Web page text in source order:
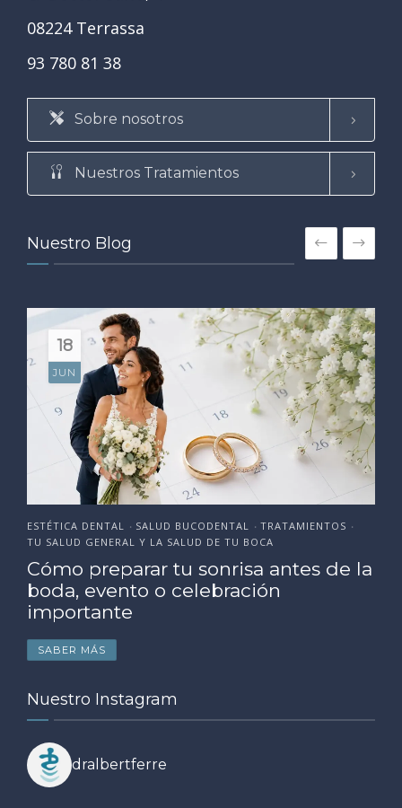
08224 Terrassa
93 780 81 38
Sobre nosotros
Nuestros Tratamientos
Nuestro Blog
18
JUN
ESTÉTICA DENTAL • SALUD BUCODENTAL • TRATAMIENTOS •
TU SALUD GENERAL Y LA SALUD DE TU BOCA
Cómo preparar tu sonrisa antes de la
boda, evento o celebración
importante
SABER MÁS
Nuestro Instagram
dralbertferre